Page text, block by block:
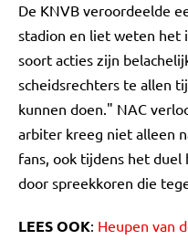
De KNVB veroordeelde
stadion en liet weten het
soort acties zijn
scheidsrechters te allen
kunnen doen." NAC
arbiter kreeg niet alleen
fans, ook tijdens het
door spreekkoren die
LEES OOK: Heupen van